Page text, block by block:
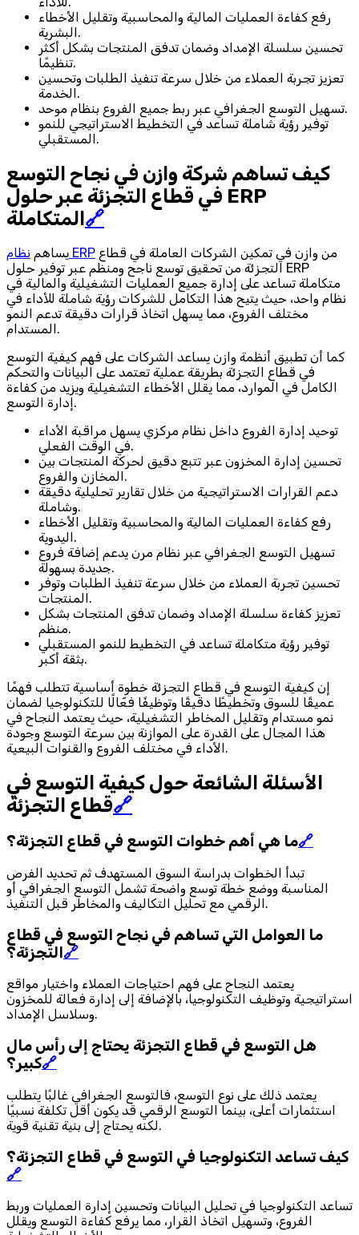
رفع كفاءة العمليات المالية والمحاسبية وتقليل الأخطاء
البشرية.
تحسين سلسلة الإمداد وضمان تدفق المنتجات بشكل أكثر
تنظيمًا.
تعزيز تجربة العملاء من خلال سرعة تنفيذ الطلبات وتحسين
الخدمة.
تسهيل التوسع الجغرافي عبر ربط جميع الفروع بنظام موحد.
توفير رؤية شاملة تساعد في التخطيط الاستراتيجي للنمو
المستقبلي.
كيف تساهم شركة وازن في نجاح التوسع
في قطاع التجزئة عبر حلول ERP
المتكاملة🔗
يساهم نظام ERP
التجزئة من تحقيق توسع ناجح ومنظم عبر توفير حلول ERP
متكاملة تساعد على إدارة جميع العمليات التشغيلية والمالية في
نظام واحد، حيث يتيح هذا التكامل للشركات رؤية شاملة للأداء في
مختلف الفروع، مما يسهل اتخاذ قرارات دقيقة تدعم النمو
المستدام.
كما أن تطبيق أنظمة وازن يساعد الشركات على فهم كيفية التوسع
في قطاع التجزئة بطريقة عملية تعتمد على البيانات والتحكم
الكامل في الموارد، مما يقلل الأخطاء التشغيلية ويزيد من كفاءة
إدارة التوسع.
توحيد إدارة الفروع داخل نظام مركزي يسهل مراقبة الأداء
في الوقت الفعلي.
تحسين إدارة المخزون عبر تتبع دقيق لحركة المنتجات بين
المخازن والفروع.
دعم القرارات الاستراتيجية من خلال تقارير تحليلية دقيقة
وشاملة.
رفع كفاءة العمليات المالية والمحاسبية وتقليل الأخطاء
اليدوية.
تسهيل التوسع الجغرافي عبر نظام مرن يدعم إضافة فروع
جديدة بسهولة.
تحسين تجربة العملاء من خلال سرعة تنفيذ الطلبات وتوفر
المنتجات.
تعزيز كفاءة سلسلة الإمداد وضمان تدفق المنتجات بشكل
منظم.
توفير رؤية متكاملة تساعد في التخطيط للنمو المستقبلي
بثقة أكبر.
إن كيفية التوسع في قطاع التجزئة خطوة أساسية تتطلب فهمًا
عميقًا للسوق وتخطيطًا دقيقًا وتوظيفًا فعّالًا للتكنولوجيا لضمان
نمو مستدام وتقليل المخاطر التشغيلية، حيث يعتمد النجاح في
هذا المجال على القدرة على الموازنة بين سرعة التوسع وجودة
الأداء في مختلف الفروع والقنوات البيعية.
الأسئلة الشائعة حول كيفية التوسع في
قطاع التجزئة🔗
ما هي أهم خطوات التوسع في قطاع التجزئة؟🔗
تبدأ الخطوات بدراسة السوق المستهدف ثم تحديد الفرص
المناسبة ووضع خطة توسع واضحة تشمل التوسع الجغرافي أو
الرقمي مع تحليل التكاليف والمخاطر قبل التنفيذ.
ما العوامل التي تساهم في نجاح التوسع في قطاع
التجزئة؟ 🔗
يعتمد النجاح على فهم احتياجات العملاء واختيار مواقع
استراتيجية وتوظيف التكنولوجيا، بالإضافة إلى إدارة فعالة للمخزون
وسلاسل الإمداد.
هل التوسع في قطاع التجزئة يحتاج إلى رأس مال
كبير؟🔗
يعتمد ذلك على نوع التوسع، فالتوسع الجغرافي غالبًا يتطلب
استثمارات أعلى، بينما التوسع الرقمي قد يكون أقل تكلفة نسبيًا
لكنه يحتاج إلى بنية تقنية قوية.
كيف تساعد التكنولوجيا في التوسع في قطاع التجزئة؟
🔗
تساعد التكنولوجيا في تحليل البيانات وتحسين إدارة العمليات وربط
الفروع، وتسهيل اتخاذ القرار، مما يرفع كفاءة التوسع ويقلل